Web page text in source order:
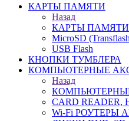
КАРТЫ ПАМЯТИ
Назад
КАРТЫ ПАМЯТИ
MicroSD
USB Flash
КНОПКИ ТУМБЛЕРА
КОМПЬЮТЕРНЫЕ
Назад
CARD READER,
Wi-Fi РОУТЕРЫ